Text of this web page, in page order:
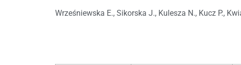
Wrześniewska E., Sikorska J., Kulesza N., Kucz P.,